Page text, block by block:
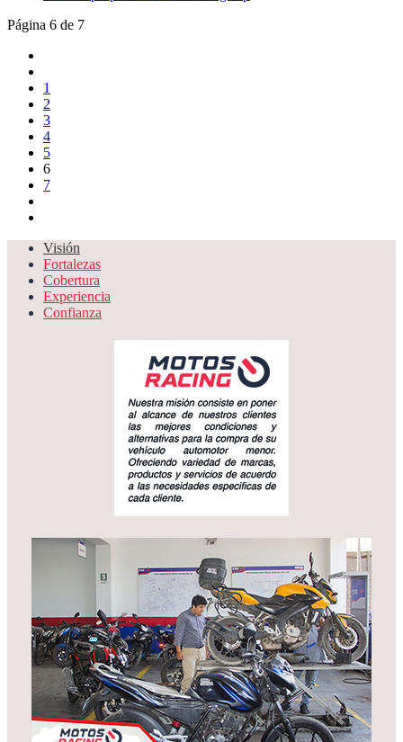
Página 6 de 7
1
2
3
4
5
6
7
Visión
Fortalezas
Cobertura
Experiencia
Confianza